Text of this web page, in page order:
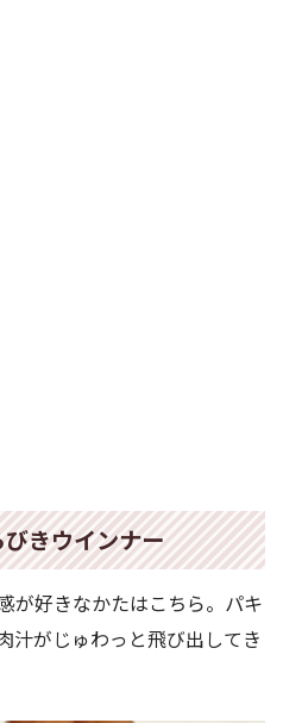
きウインナー
が好きなかたはこちら。パキ
汁がじゅわっと飛び出してき